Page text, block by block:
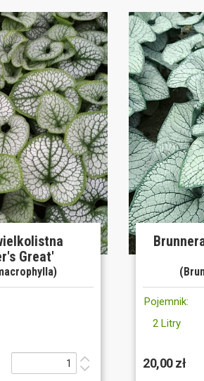
Great'
Pojemnik:
2 Litry
20,00 zł